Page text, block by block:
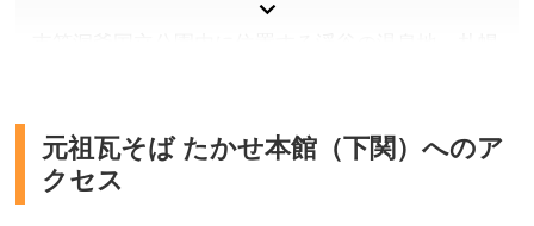
で鮮やかに染まる秋は格別の趣。無料で利用できる
足湯や手湯もあり、渓谷が眺められる真っ赤な二見
元祖瓦そば たかせ本館（下関）へのア
クセス